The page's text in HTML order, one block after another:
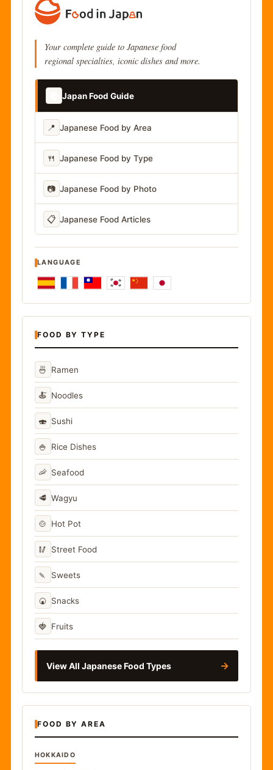
Your complete guide to Japanese food
regional specialties, iconic dishes and more.
Japan Food Guide
📍 Japanese Food by Area
🍴 Japanese Food by Type
📷 Japanese Food by Photo
📋 Japanese Food Articles
LANGUAGE
FOOD BY TYPE
🍜 Ramen
🍝 Noodles
🍣 Sushi
🍚 Rice Dishes
🦐 Seafood
🥩 Wagyu
🍲 Hot Pot
🥢 Street Food
🍡 Sweets
🍘 Snacks
🍓 Fruits
View All Japanese Food Types →
FOOD BY AREA
HOKKAIDO